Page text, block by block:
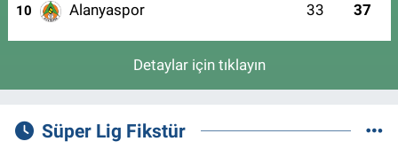
10 Alanyaspor 33 37
Detaylar için tıklayın
Süper Lig Fikstür